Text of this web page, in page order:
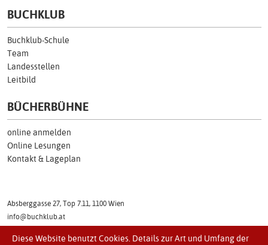
Diese Website benutzt Cookies. Details zur Art und Umfang der
BUCHKLUB
Buchklub-Schule
Team
Landesstellen
Leitbild
BÜCHERBÜHNE
online anmelden
Online Lesungen
Kontakt & Lageplan
Absberggasse 27, Top 7.11, 1100 Wien
info@buchklub.at